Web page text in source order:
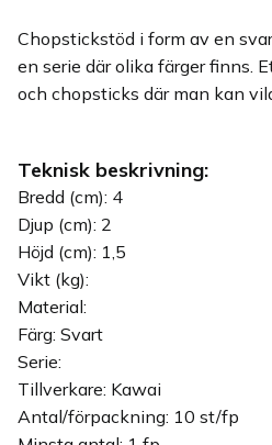
Chopstickstöd i form av en
en serie där olika färger finns.
och chopsticks där man kan
Teknisk beskrivning:
Bredd (cm): 4
Djup (cm): 2
Höjd (cm): 1,5
Vikt (kg):
Material:
Färg: Svart
Serie:
Tillverkare: Kawai
Antal/förpackning: 10 st/fp